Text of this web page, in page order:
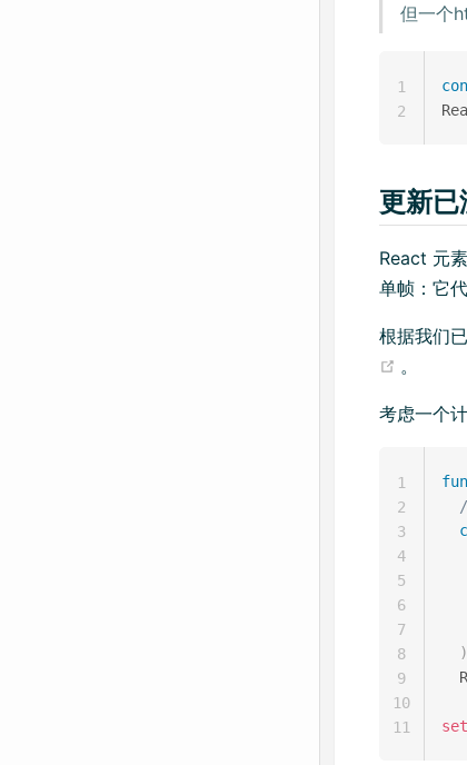
但一个
1
2
更新
React 元
单帧：它
根据我们
(opens
。
考虑一个
)
1
2
3
4
5
6
7
8
9
10
11